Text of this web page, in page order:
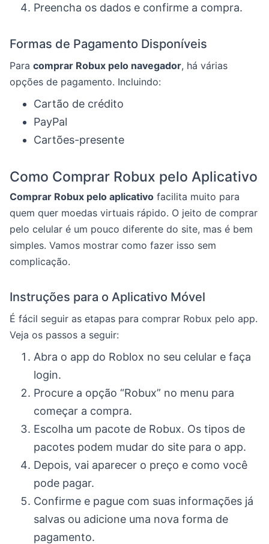
Preencha os dados e confirme a compra.
Formas de Pagamento Disponíveis
Para comprar Robux pelo navegador, há várias
opções de pagamento. Incluindo:
Cartão de crédito
PayPal
Cartões-presente
Como Comprar Robux pelo Aplicativo
Comprar Robux pelo aplicativo facilita muito para
quem quer moedas virtuais rápido. O jeito de comprar
pelo celular é um pouco diferente do site, mas é bem
simples. Vamos mostrar como fazer isso sem
complicação.
Instruções para o Aplicativo Móvel
É fácil seguir as etapas para comprar Robux pelo app.
Veja os passos a seguir:
Abra o app do Roblox no seu celular e faça
login.
Procure a opção “Robux” no menu para
começar a compra.
Escolha um pacote de Robux. Os tipos de
pacotes podem mudar do site para o app.
Depois, vai aparecer o preço e como você
pode pagar.
Confirme e pague com suas informações já
salvas ou adicione uma nova forma de
pagamento.